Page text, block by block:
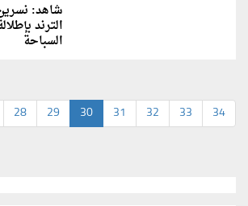
شاهد:
الترند
السباحة
28 29 30 31 32 33 34